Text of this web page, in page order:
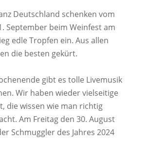
Deutschland schenken vom
September beim Weinfest am
edle Tropfen ein. Aus allen
die besten gekürt.
gibt es tolle Livemusik
Wir haben wieder vielseitige
die wissen wie man richtig
Am Freitag den 30. August
Schmuggler des Jahres 2024